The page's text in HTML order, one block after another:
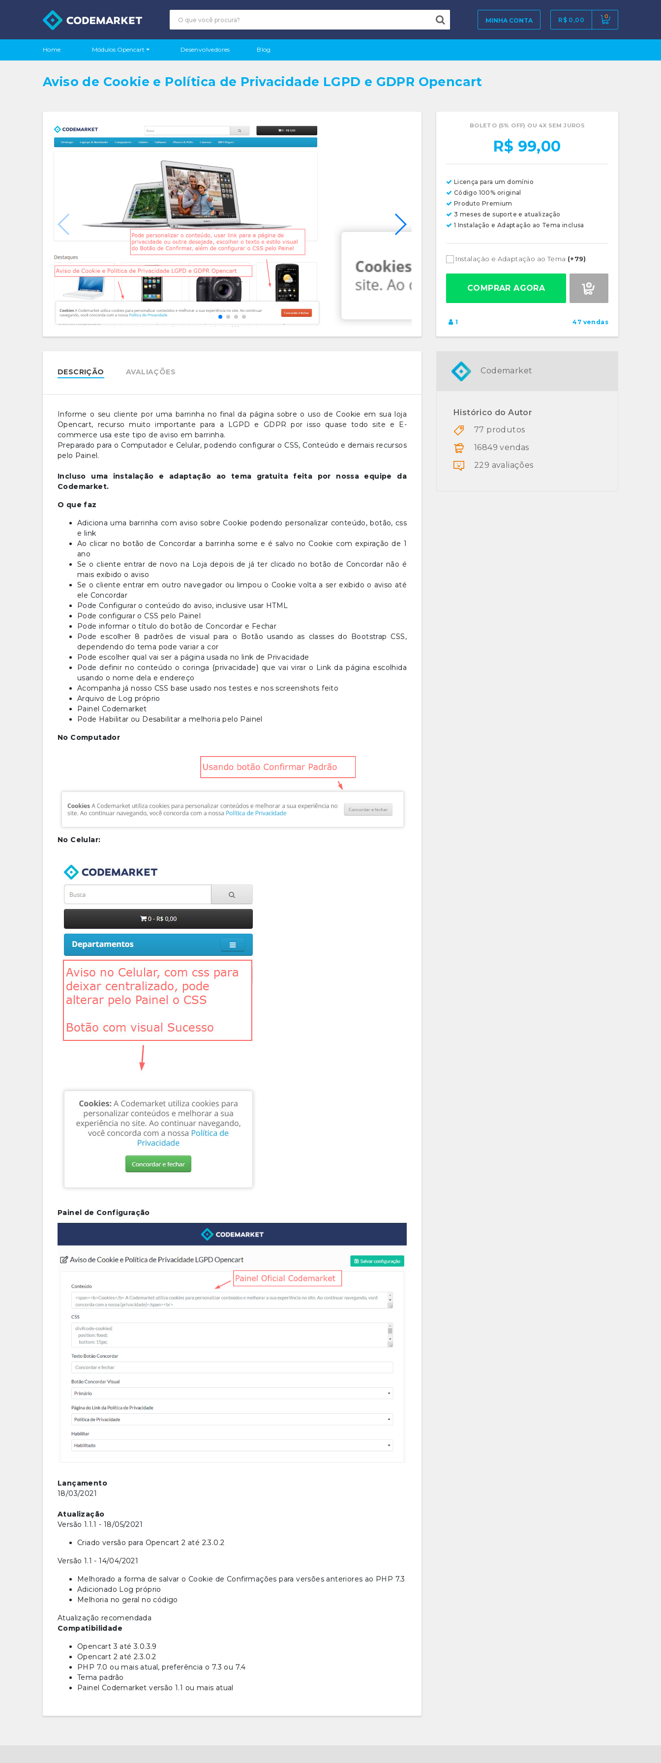
R$ 0,00 0
MINHA CONTA
Home Módulos Opencart Desenvolvedores Blog
Aviso de Cookie e Política de Privacidade LGPD e GDPR Opencart
DESCRIÇÃO AVALIAÇÕES
Informe o seu cliente por uma barrinha no final da página sobre o uso de Cookie em sua loja
Opencart, recurso muito importante para a LGPD e GDPR por isso quase todo site e E-
commerce usa este tipo de aviso em barrinha.
Preparado para o Computador e Celular, podendo configurar o CSS, Conteúdo e demais recursos
pelo Painel.
Incluso uma instalação e adaptação ao tema gratuita feita por nossa equipe da
Codemarket.
O que faz
Adiciona uma barrinha com aviso sobre Cookie podendo personalizar conteúdo, botão, css
e link
Ao clicar no botão de Concordar a barrinha some e é salvo no Cookie com expiração de 1
ano
Se o cliente entrar de novo na Loja depois de já ter clicado no botão de Concordar não é
mais exibido o aviso
Se o cliente entrar em outro navegador ou limpou o Cookie volta a ser exibido o aviso até
ele Concordar
Pode Configurar o conteúdo do aviso, inclusive usar HTML
Pode configurar o CSS pelo Painel
Pode informar o título do botão de Concordar e Fechar
Pode escolher 8 padrões de visual para o Botão usando as classes do Bootstrap CSS,
dependendo do tema pode variar a cor
Pode escolher qual vai ser a página usada no link de Privacidade
Pode definir no conteúdo o coringa {privacidade} que vai virar o Link da página escolhida
usando o nome dela e endereço
Acompanha já nosso CSS base usado nos testes e nos screenshots feito
Arquivo de Log próprio
Painel Codemarket
Pode Habilitar ou Desabilitar a melhoria pelo Painel
No Computador
No Celular:
Painel de Configuração
Lançamento
18/03/2021
Atualização
Versão 1.1.1 - 18/05/2021
Criado versão para Opencart 2 até 2.3.0.2
Versão 1.1 - 14/04/2021
Melhorado a forma de salvar o Cookie de Confirmações para versões anteriores ao PHP 7.3
Adicionado Log próprio
Melhoria no geral no código
Atualização recomendada
Compatibilidade
Opencart 3 até 3.0.3.9
Opencart 2 até 2.3.0.2
PHP 7.0 ou mais atual, preferência o 7.3 ou 7.4
Tema padrão
Painel Codemarket versão 1.1 ou mais atual
BOLETO (5% OFF) OU 4X SEM JUROS
R$ 99,00
Licença para um domínio
Código 100% original
Produto Premium
3 meses de suporte e atualização
1 Instalação e Adaptação ao Tema inclusa
Instalação e Adaptação ao Tema (+79)
COMPRAR AGORA
1 47 vendas
Codemarket
Histórico do Autor
77 produtos
16849 vendas
229 avaliações